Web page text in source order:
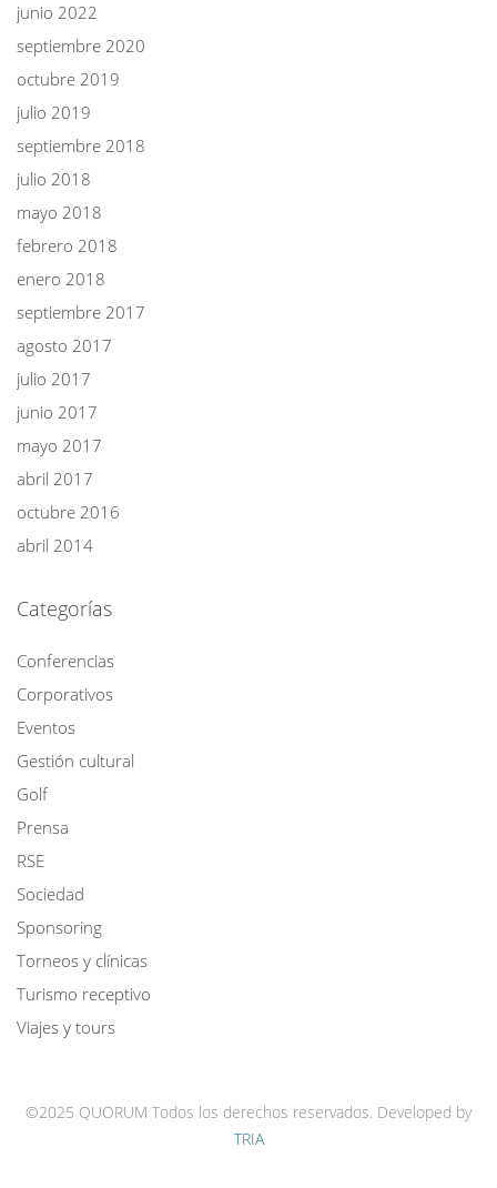
junio 2022
septiembre 2020
octubre 2019
julio 2019
septiembre 2018
julio 2018
mayo 2018
febrero 2018
enero 2018
septiembre 2017
agosto 2017
julio 2017
junio 2017
mayo 2017
abril 2017
octubre 2016
abril 2014
Categorías
Conferencias
Corporativos
Eventos
Gestión cultural
Golf
Prensa
RSE
Sociedad
Sponsoring
Torneos y clínicas
Turismo receptivo
Viajes y tours
©2025 QUORUM Todos los derechos reservados. Developed by
TRIA